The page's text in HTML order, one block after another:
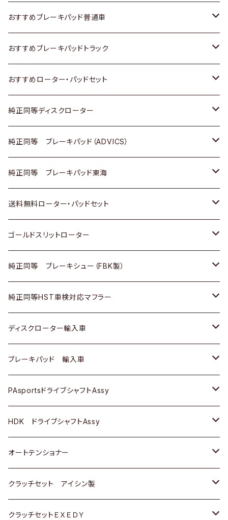
日産
いすゞ
ダイハツ
マツダ
三菱
スバル
日野
三菱ふそう
ＢＭＷ
スズキ
日産
いすゞ
ダイハツ
マツダ
三菱
日野
三菱ふそう
スズキ
日産
いすゞ
ダイハツ
三菱
日野
三菱ふそう
その他
トヨタ
ホンダ
スズキ
日産
ダイハツ
マツダ
三菱
スバル
おすすめブレーキパッド普通車
トヨタ
ホンダ
スズキ
日産
いすゞ
ダイハツ
マツダ
三菱
スバル
おすすめブレーキパッドトラック
トヨタ
日産
いすゞ
ダイハツ
マツダ
三菱
おすすめローター・パッドセット
トヨタ
ホンダ
スズキ
日産
ダイハツ
マツダ
三菱
スバル
純正同等ディスクローター
トヨタ
ホンダ
スズキ
日産
いすゞ
ダイハツ
マツダ
三菱
スバル
ＢＥＮＺ
純正同等 ブレーキパッド（ADVICS）
トヨタ
ホンダ
スズキ
日産
ダイハツ
マツダ
三菱
スバル
純正同等 ブレーキパッド東海
トヨタ
ホンダ
日産
いすゞ
ダイハツ
マツダ
三菱
スバル
送料無料ローター・パッドセット
トヨタ
ホンダ
スズキ
日産
ダイハツ
マツダ
三菱
スバル
ゴールドスリットローター
トヨタ
ホンダ
スズキ
日産
ダイハツ
マツダ
三菱
スバル
純正同等 ブレーキシュー（FBK製）
ホンダ
スズキ
日産
ダイハツ
マツダ
三菱
スバル
純正同等HST車検対応マフラー
トヨタ
ホンダ
スズキ
日産
いすゞ
ダイハツ
マツダ
ディスクローター輸入車
ＡＵＤＩ
ＢＥＮＺ
ＢＭＷ
GOLF
ＷＡＧＥＮ
アストロ（シボレー）
ブレーキパッド 輸入車
ＢＥＮＺ
ＢＭＷ
ＷＡＧＥＮ
ＶＯＬＶＯ
PAsportsドライブシャフトAssy
トヨタ
ホンダ
スズキ
日産
HDK ドライブシャフトAssy
スズキ
ダイハツ
日産
オートテンショナー
トヨタ
クラッチセット アイシン製
ホンダ
クラッチセットＥＸＥＤＹ